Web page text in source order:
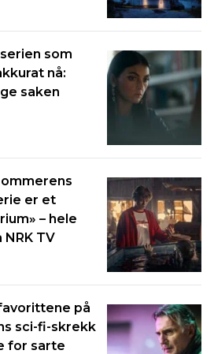
som
nå:
saken
er et
– hele
TV
på
sci-fi-skrekk
for sarte